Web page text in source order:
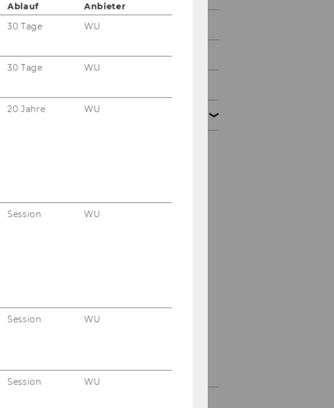
Team
Lehre
Kooperationen
Ablauf
Anbieter
30 Tage WU
30 Tage WU
20 Jahre WU
Session WU
Session WU
Session WU